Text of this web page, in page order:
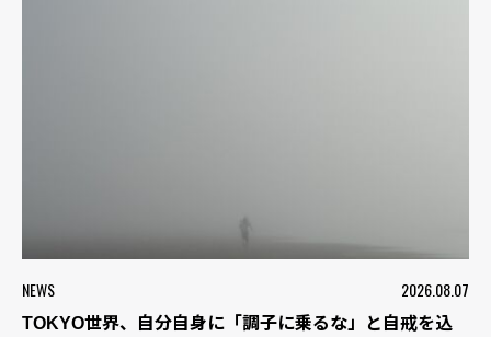
NEWS 2026.08.07
TOKYO世界、自分自身に「調子に乗るな」と自戒を込